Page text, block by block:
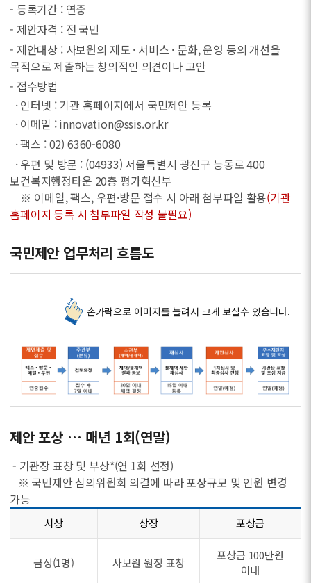
- 등록기간 : 연중
- 제안자격 : 전 국민
- 제안대상 : 사보원의 제도 · 서비스 · 문화, 운영 등의 개선을
목적으로 제출하는 창의적인 의견이나 고안
- 접수방법
· 인터넷 : 기관 홈페이지에서 국민제안 등록
· 이메일 : innovation@ssis.or.kr
· 팩스 : 02) 6360-6080
· 우편 및 방문 : (04933) 서울특별시 광진구 능동로 400
보건복지행정타운 20층 평가혁신부
※ 이메일, 팩스, 우편·방문 접수 시 아래 첨부파일 활용(기관
홈페이지 등록 시 첨부파일 작성 불필요)
국민제안 업무처리 흐름도
손가락으로 이미지를 늘려서 크게 보실수 있습니다.
제안 포상 … 매년 1회(연말)
- 기관장 표창 및 부상*(연 1회 선정)
※ 국민제안 심의위원회 의결에 따라 포상규모 및 인원 변경
가능
시상 상장 포상금
금상(1명) 사보원 원장 표창
포상금 100만원
이내